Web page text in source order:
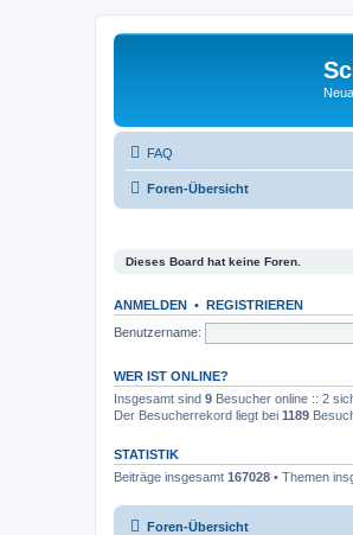
FAQ
Foren-Übersicht
Dieses Board hat keine Foren.
ANMELDEN • REGISTRIEREN
Benutzername:
WER IST ONLINE?
Insgesamt sind 9 Besucher online :: 2
Der Besucherrekord liegt bei 1189
STATISTIK
Beiträge insgesamt 167028 • Themen
Foren-Übersicht